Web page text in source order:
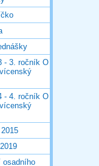
- 3. ročník O
- 4. ročník O
osadního